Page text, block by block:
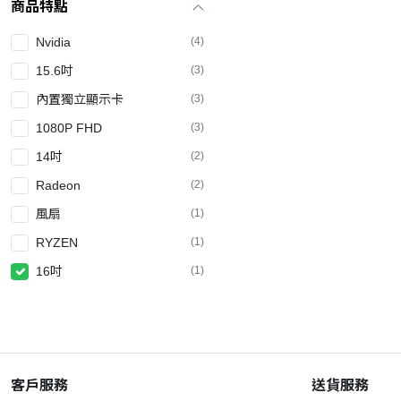
商品特點
Nvidia (4)
15.6吋 (3)
內置獨立顯示卡 (3)
1080P FHD (3)
14吋 (2)
Radeon (2)
風扇 (1)
RYZEN (1)
16吋 (1)
客戶服務 送貨服務